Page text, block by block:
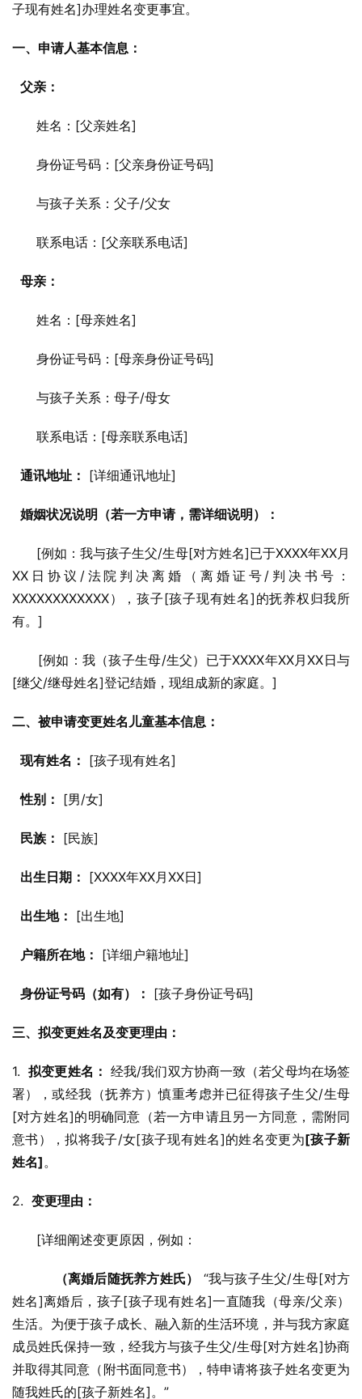
子现有姓名]办理姓名变更事宜。
一、申请人基本信息：
父亲：
      姓名：[父亲姓名]
      身份证号码：[父亲身份证号码]
      与孩子关系：父子/父女
      联系电话：[父亲联系电话]
母亲：
      姓名：[母亲姓名]
      身份证号码：[母亲身份证号码]
      与孩子关系：母子/母女
      联系电话：[母亲联系电话]
通讯地址： [详细通讯地址]
婚姻状况说明（若一方申请，需详细说明）：
XX日协议/法院判决离婚（离婚证号/判决书号：
XXXXXXXXXXXX），孩子[孩子现有姓名]的抚养权归我所
有。]
[继父/继母姓名]登记结婚，现组成新的家庭。]
二、被申请变更姓名儿童基本信息：
现有姓名： [孩子现有姓名]
性别： [男/女]
民族： [民族]
出生日期： [XXXX年XX月XX日]
出生地： [出生地]
户籍所在地： [详细户籍地址]
身份证号码（如有）： [孩子身份证号码]
三、拟变更姓名及变更理由：
1. 拟变更姓名： 经我/我们双方协商一致（若父母均在场签
署），或经我（抚养方）慎重考虑并已征得孩子生父/生母
[对方姓名]的明确同意（若一方申请且另一方同意，需附同
意书），拟将我子/女[孩子现有姓名]的姓名变更为[孩子新
姓名]。
2. 变更理由：
      [详细阐述变更原因，例如：
（离婚后随抚养方姓氏）
“我与孩子生父/生母[对方
姓名]离婚后，孩子[孩子现有姓名]一直随我（母亲/父亲）
生活。为便于孩子成长、融入新的生活环境，并与我方家庭
成员姓氏保持一致，经我方与孩子生父/生母[对方姓名]协商
并取得其同意（附书面同意书），特申请将孩子姓名变更为
随我姓氏的[孩子新姓名]。”